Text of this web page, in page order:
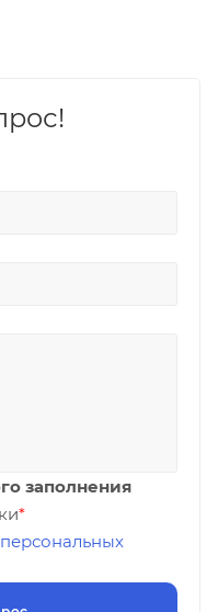
заполнения
*